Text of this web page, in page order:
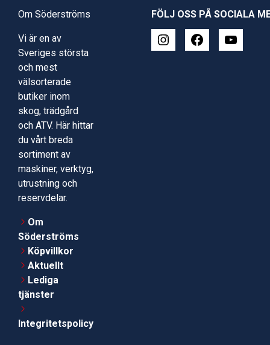
Om Söderströms
Vi är en av
Sveriges största
och mest
välsorterade
butiker inom
skog, trädgård
och ATV. Här hittar
du vårt breda
sortiment av
maskiner, verktyg,
utrustning och
reservdelar.
Om
Söderströms
Köpvillkor
Aktuellt
Lediga
tjänster
Integritetspolicy
FÖLJ OSS PÅ SOCIALA